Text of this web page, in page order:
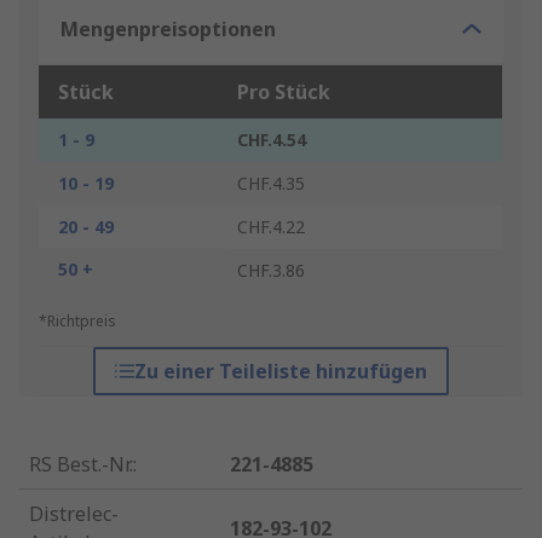
Mengenpreisoptionen
Stück Pro Stück
1 - 9
CHF.4.54
10 - 19
CHF.4.35
20 - 49
CHF.4.22
50 +
CHF.3.86
*Richtpreis
Zu einer Teileliste hinzufügen
RS Best.-Nr.:
221-4885
Distrelec-
182-93-102